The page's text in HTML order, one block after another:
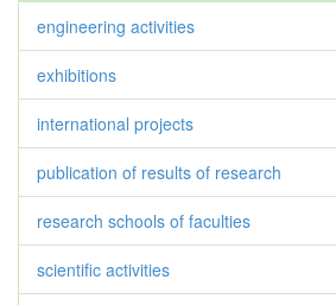
engineering activities
exhibitions
international projects
publication of results of research
research schools of faculties
scientific activities